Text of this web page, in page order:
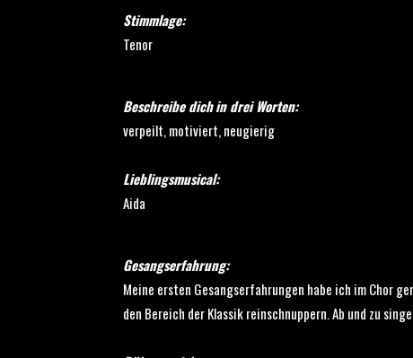
Stimmlage:
Tenor
Beschreibe dichin drei Worten:
verpeilt, motiviert, neugierig
Lieblingsmusical:
Aida
Gesangserfahrung:
Meine ersten Gesangserfahrungen habe ich im Chor
den Bereich der Klassik reinschnuppern. Ab und zu